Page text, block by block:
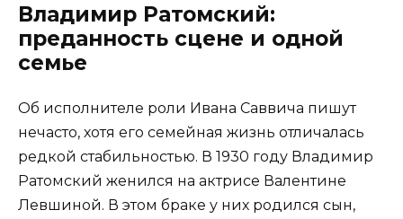
Владимир Ратомский:
преданность сцене и одной
семье
Об исполнителе роли Ивана Саввича пишут
нечасто, хотя его семейная жизнь отличалась
редкой стабильностью. В 1930 году Владимир
Ратомский женился на актрисе Валентине
Левшиной. В этом браке у них родился сын,